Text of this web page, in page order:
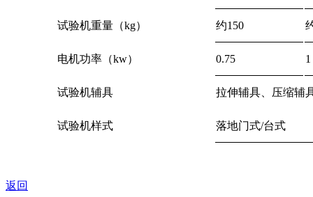
试验机重量（kg） 约150
电机功率（kw） 0.75 1
试验机辅具 拉伸辅具、压缩辅
试验机样式 落地门式/台式
返回